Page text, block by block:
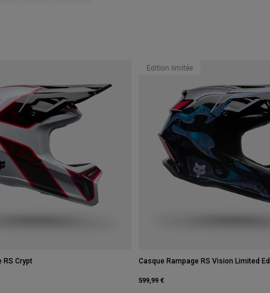
RS Crypt
Edition limitée
Casque Rampage RS Vision Limited
599,99 €